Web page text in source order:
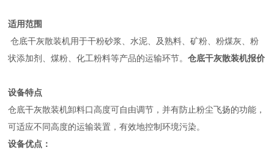
适用范围
仓底干灰散装机用于干粉砂浆、水泥、及熟料、矿粉、粉煤灰、粉
状添加剂、煤粉、化工粉料等产品的运输环节。仓底干灰散装机报价
设备特点
仓底干灰散装机卸料口高度可自由调节，并有防止粉尘飞扬的功能，
可适应不同高度的运输装置，有效地控制环境污染。
设备优点：